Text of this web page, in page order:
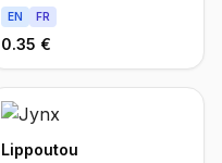
EN FR
0.35 €
Lippoutou